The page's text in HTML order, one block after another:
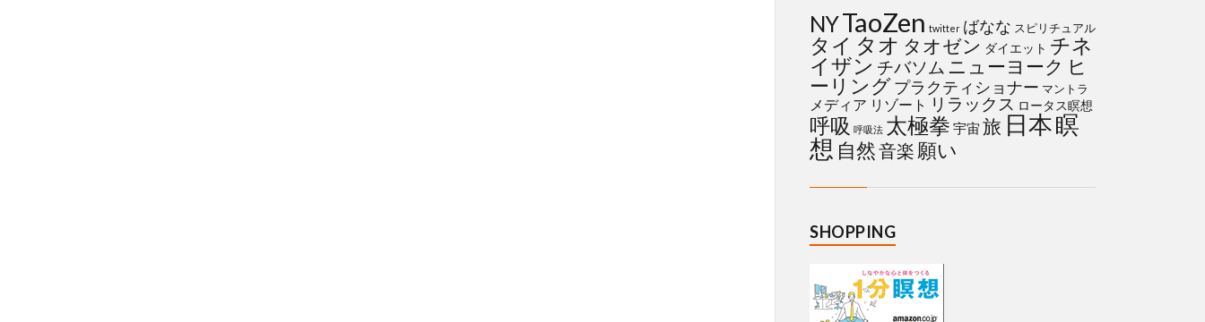
NYTaoZen twitter ばなな スピリチュアル
タイ タオ タオゼン ダイエット チネ
イザン チバソム ニューヨーク ヒ
ーリングプラクティショナー マントラ
メディア リゾート リラックス ロータス瞑想
呼吸 呼吸法 太極拳 宇宙 旅 日本瞑
想 自然音楽 願い
SHOPPING